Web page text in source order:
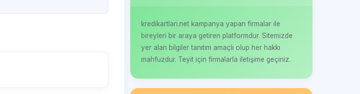
kredikartlari.net kampanya yapan firmalar ile
bireyleri bir araya getiren platformdur. Sitemizde
yer alan bilgiler tanıtım amaçlı olup her hakkı
mahfuzdur. Teyit için firmalarla iletişime geçiniz.